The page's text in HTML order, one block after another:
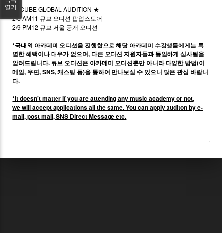
★ CUBE GLOBAL AUDITION ★
2/8 AM11 큐브 오디션 팝업스토어
2/9 PM12 큐브 서울 공개 오디션
*국내외 아카데미 오디션을 진행함으로 해당 아카데미 수강생들에게는 특
별한 혜택이나 대우가 없으며, 다른 오디션 지원자들과 동일하게 심사됨을
알려드립니다. 큐브 오디션은 아카데미 오디션뿐만 아니라 다양한 방법(이
메일, 우편, SNS, 캐스팅 등)을 통하여 만나보실 수 있으니 많은 관심 바랍니
다.
*It doesn't matter if you are attending any music academy or not,
we will accept applications all the same. You can apply auditon by e-
mail, post mail, SNS Direct Message etc.
열기